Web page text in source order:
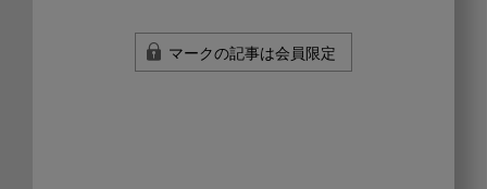
マークの記事は会員限定